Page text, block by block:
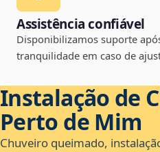
Assistência confiável
Disponibilizamos suporte
tranquilidade em caso de
Instalação de
Perto de Mim
Chuveiro queimado,